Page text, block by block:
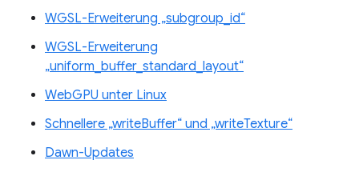
WGSL-Erweiterung „subgroup_id“
WGSL-Erweiterung
„uniform_buffer_standard_layout“
WebGPU unter Linux
Schnellere „writeBuffer“ und „writeTexture“
Dawn-Updates